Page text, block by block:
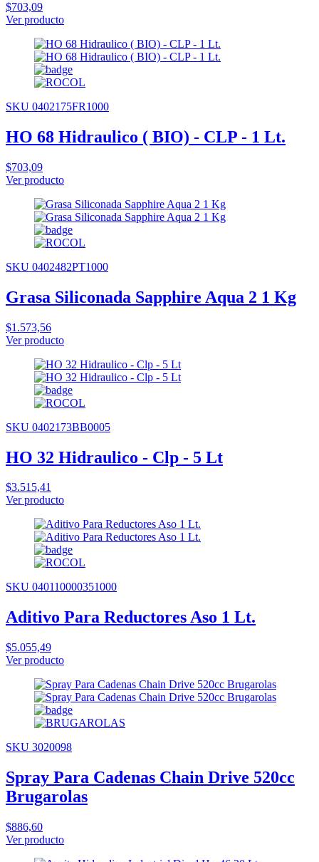
$703,09
Ver producto
SKU 0402175FR1000
HO 68 Hidraulico ( BIO) - CLP - 1 Lt.
$703,09
Ver producto
SKU 0402482PT1000
Grasa Siliconada Sapphire Aqua 2 1 Kg
$1.573,56
Ver producto
SKU 0402173BB0005
HO 32 Hidraulico - Clp - 5 Lt
$3.515,41
Ver producto
SKU 040110000351000
Aditivo Para Reductores Aso 1 Lt.
$5.055,49
Ver producto
SKU 3020098
Spray Para Cadenas Chain Drive 520cc
Brugarolas
$886,60
Ver producto